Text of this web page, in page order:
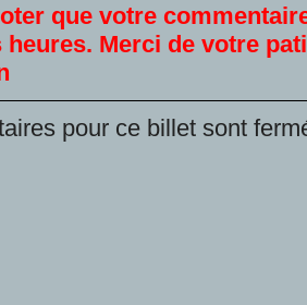
que votre
heures. Merci de votre
pour ce billet sont